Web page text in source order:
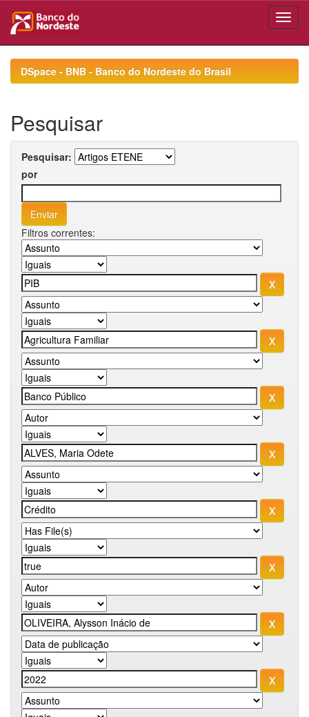
navigationDSpace - BNB - Banco do Nordeste do Brasil
Pesquisar
Pesquisar:
por
Filtros correntes: